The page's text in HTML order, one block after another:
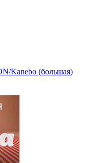
Kanebo (большая)